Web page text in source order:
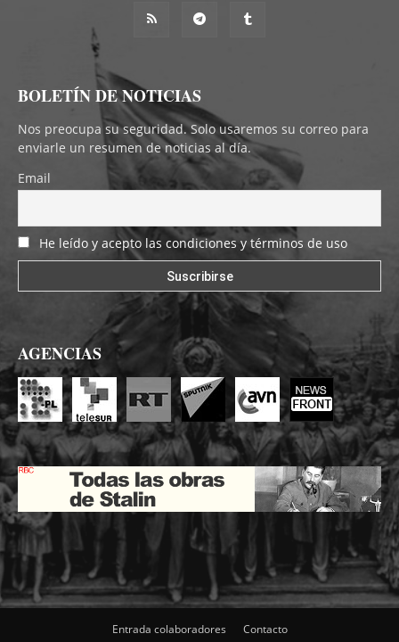
BOLETÍN DE NOTICIAS
Nos preocupa su seguridad. Solo usaremos su correo para
enviarle un resumen de noticias al día.
Email
He leído y acepto las condiciones y términos de uso
AGENCIAS
Entrada colaboradores Contacto